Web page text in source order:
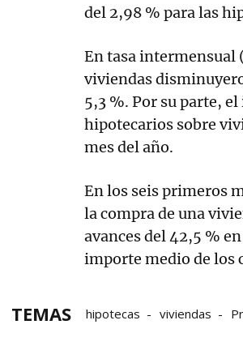
del 2,98 % para las
En tasa intermensual
viviendas
5,3 %. Por su parte,
hipotecarios sobre
mes del año.
En los seis primeros
la compra de una
avances del 42,5 %
importe medio de los
TEMAS hipotecas viviendas